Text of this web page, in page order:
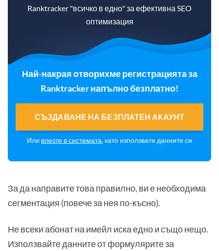
Ranktracker "всичко в едно" за ефективна SEO
оптимизация
Най-накрая отворихме регистрацията за
Ranktracker напълно безплатно!
СЪЗДАВАНЕ НА БЕЗПЛАТЕН АКАУНТ
Или влезте в системата, като използвате данните си
За да направите това правилно, ви е необходима
сегментация (повече за нея по-късно).
Не всеки абонат на имейл иска едно и също нещо.
Използвайте данните от формулярите за